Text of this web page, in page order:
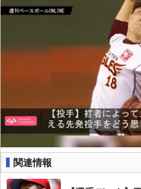
関連情報